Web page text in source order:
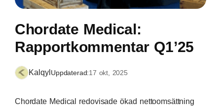
Chordate Medical:
Rapportkommentar Q1’25
Kalqyl Uppdaterad:17 okt, 2025
Chordate Medical redovisade ökad nettoomsättning